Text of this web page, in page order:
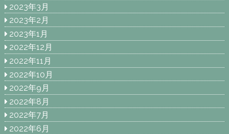
2023年3月
2023年2月
2023年1月
2022年12月
2022年11月
2022年10月
2022年9月
2022年8月
2022年7月
2022年6月